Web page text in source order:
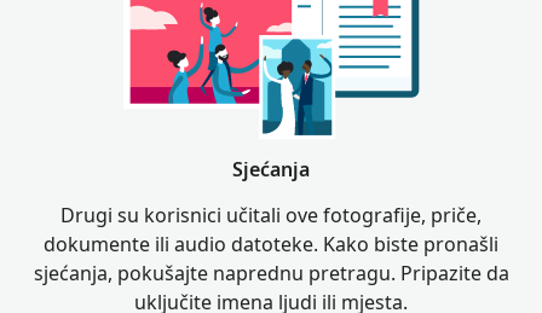
Sjećanja
Drugi su korisnici učitali ove fotografije, priče,
dokumente ili audio datoteke. Kako biste pronašli
sjećanja, pokušajte naprednu pretragu. Pripazite da
uključite imena ljudi ili mjesta.